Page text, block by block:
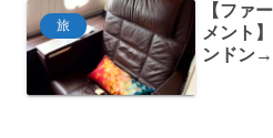
旅
【ファ
メント
ンドン